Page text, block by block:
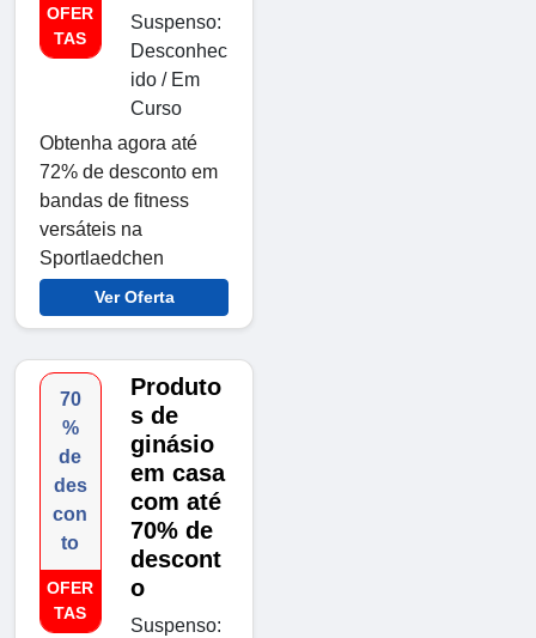
OFER
TAS
Suspenso:
Desconhec
ido / Em
Curso
Obtenha agora até
72% de desconto em
bandas de fitness
versáteis na
Sportlaedchen
Ver Oferta
70
%
de
des
con
to
OFER
TAS
Produto
s de
ginásio
em casa
com até
70% de
descont
o
Suspenso: